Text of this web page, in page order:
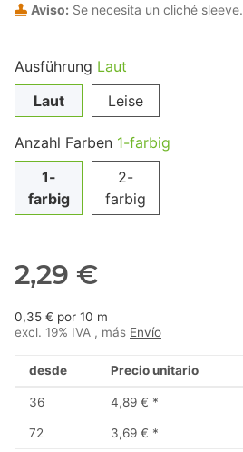
Aviso: Se necesita un cliché sleeve.
Ausführung Laut
Laut
Leise
Anzahl Farben 1-farbig
1-
farbig
2-
farbig
2,29 €
0,35 € por 10 m
excl. 19% IVA , más Envío
desde Precio unitario
36 4,89 € *
72 3,69 € *